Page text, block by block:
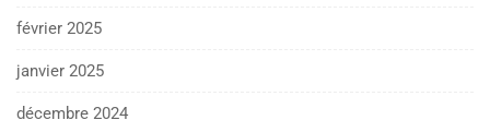
février 2025
janvier 2025
décembre 2024